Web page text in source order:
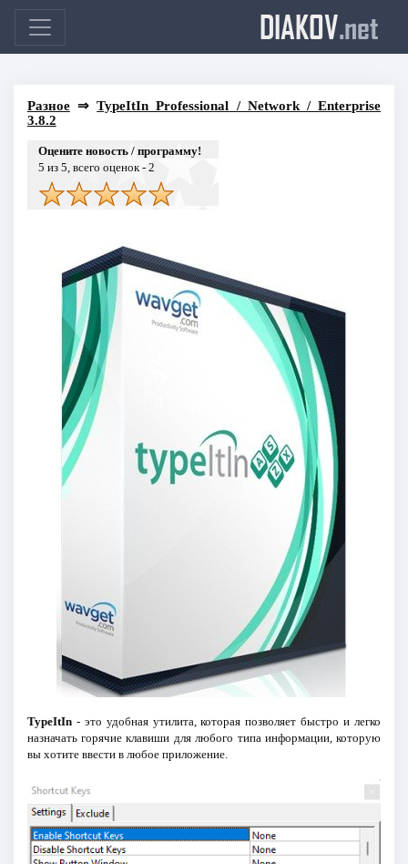
DIAKOV.net
Разное⇒TypeItIn Professional / Network / Enterprise
3.8.2
Оцените новость / программу!
5 из 5, всего оценок - 2
TypeItIn- это удобная утилита, которая позволяет быстро и легко
назначать горячие клавиши для любого типа информации, которую
вы хотите ввести в любое приложение.